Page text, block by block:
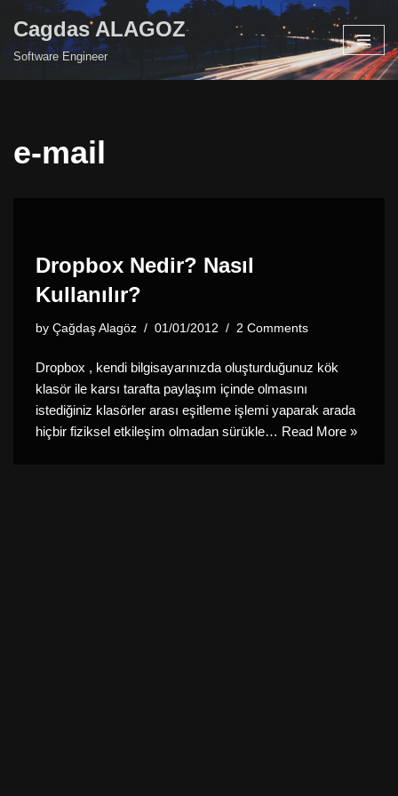
Skip
Cagdas ALAGOZ
Software Engineer
e-mail
Dropbox Nedir? Nasıl
Kullanılır?
by Çağdaş Alagöz 01/01/2012 2 Comments
Dropbox , kendi bilgisayarınızda oluşturduğunuz kök
klasör ile karsı tarafta paylaşım içinde olmasını
istediğiniz klasörler arası eşitleme işlemi yaparak arada
hiçbir fiziksel etkileşim olmadan sürükle… Read More »